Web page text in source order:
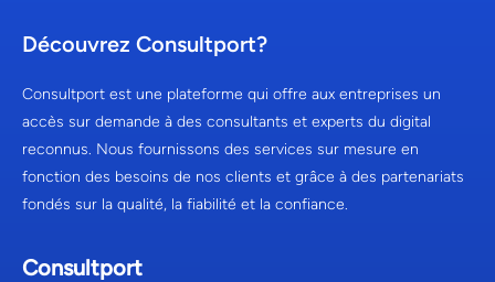
Découvrez Consultport?
Consultport est une plateforme qui offre aux entreprises un
accès sur demande à des consultants et experts du digital
reconnus. Nous fournissons des services sur mesure en
fonction des besoins de nos clients et grâce à des partenariats
fondés sur la qualité, la fiabilité et la confiance.
Consultport